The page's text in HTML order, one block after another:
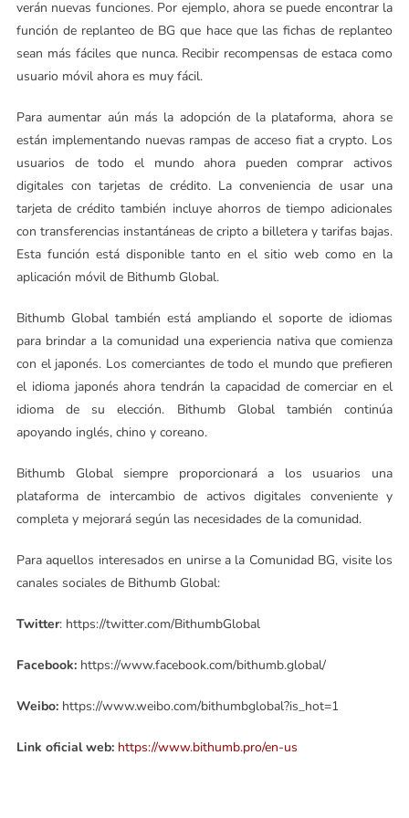
verán nuevas funciones. Por ejemplo, ahora se puede encontrar la
función de replanteo de BG que hace que las fichas de replanteo
sean más fáciles que nunca. Recibir recompensas de estaca como
usuario móvil ahora es muy fácil.
Para aumentar aún más la adopción de la plataforma, ahora se
están implementando nuevas rampas de acceso fiat a crypto. Los
usuarios de todo el mundo ahora pueden comprar activos
digitales con tarjetas de crédito. La conveniencia de usar una
tarjeta de crédito también incluye ahorros de tiempo adicionales
con transferencias instantáneas de cripto a billetera y tarifas bajas.
Esta función está disponible tanto en el sitio web como en la
aplicación móvil de Bithumb Global.
Bithumb Global también está ampliando el soporte de idiomas
para brindar a la comunidad una experiencia nativa que comienza
con el japonés. Los comerciantes de todo el mundo que prefieren
el idioma japonés ahora tendrán la capacidad de comerciar en el
idioma de su elección. Bithumb Global también continúa
apoyando inglés, chino y coreano.
Bithumb Global siempre proporcionará a los usuarios una
plataforma de intercambio de activos digitales conveniente y
completa y mejorará según las necesidades de la comunidad.
Para aquellos interesados ​​en unirse a la Comunidad BG, visite los
canales sociales de Bithumb Global:
Twitter: https://twitter.com/BithumbGlobal
Facebook:https://www.facebook.com/bithumb.global/
Weibo:https://www.weibo.com/bithumbglobal?is_hot=1
Link oficial web: https://www.bithumb.pro/en-us